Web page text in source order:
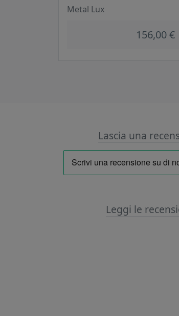
Metal Lux
156,00 €
Lascia una
Leggi le